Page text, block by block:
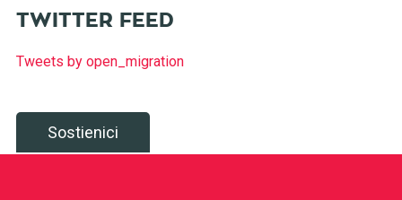
TWITTER FEED
Tweets by open_migration
Sostienici